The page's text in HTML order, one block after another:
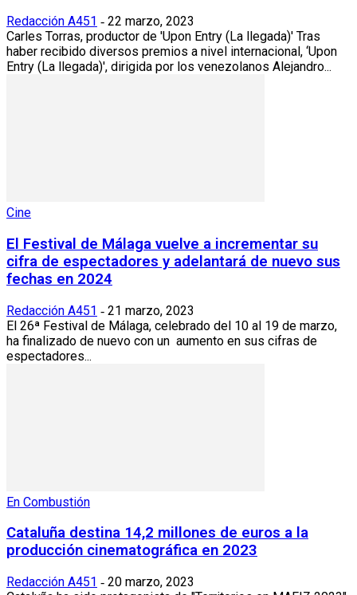
Redacción A451 - 22 marzo, 2023
Carles Torras, productor de 'Upon Entry (La llegada)' Tras
haber recibido diversos premios a nivel internacional, ‘Upon
Entry (La llegada)', dirigida por los venezolanos Alejandro...
Cine
El Festival de Málaga vuelve a incrementar su
cifra de espectadores y adelantará de nuevo sus
fechas en 2024
Redacción A451 - 21 marzo, 2023
El 26ª Festival de Málaga, celebrado del 10 al 19 de marzo,
ha finalizado de nuevo con un aumento en sus cifras de
espectadores...
En Combustión
Cataluña destina 14,2 millones de euros a la
producción cinematográfica en 2023
Redacción A451 - 20 marzo, 2023